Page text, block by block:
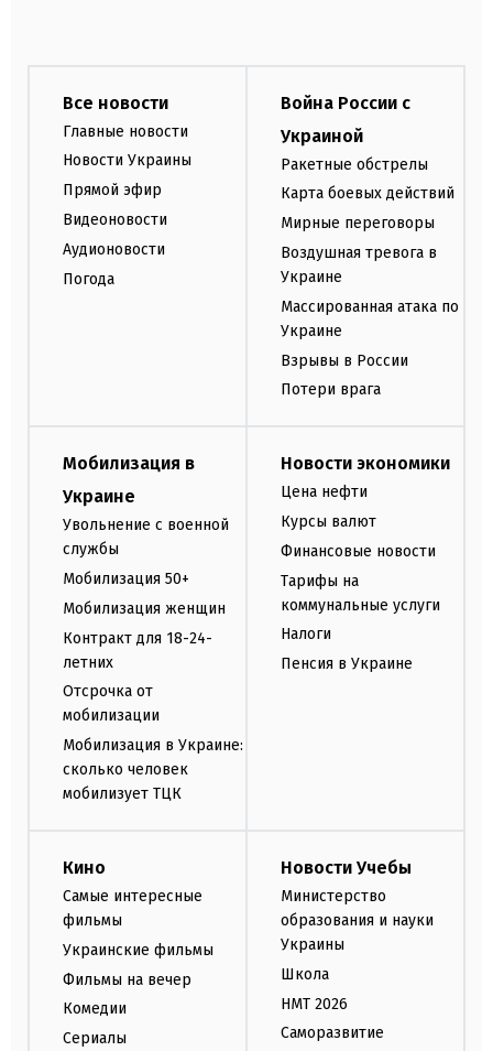
Все новости
Главные новости
Новости Украины
Прямой эфир
Видеоновости
Аудионовости
Погода
Война России с
Украиной
Ракетные обстрелы
Карта боевых действий
Мирные переговоры
Воздушная тревога в
Украине
Массированная атака по
Украине
Взрывы в России
Потери врага
Мобилизация в
Украине
Увольнение с военной
службы
Мобилизация 50+
Мобилизация женщин
Контракт для 18-24-
летних
Отсрочка от
мобилизации
Мобилизация в Украине:
сколько человек
мобилизует ТЦК
Новости экономики
Цена нефти
Курсы валют
Финансовые новости
Тарифы на
коммунальные услуги
Налоги
Пенсия в Украине
Кино
Самые интересные
фильмы
Украинские фильмы
Фильмы на вечер
Комедии
Сериалы
Новости Учебы
Министерство
образования и науки
Украины
Школа
НМТ 2026
Саморазвитие